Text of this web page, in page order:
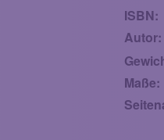
ISBN:
Autor:
Maße: